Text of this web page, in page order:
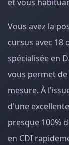
Vous avez la
cursus avec 18
spécialisée en
vous permet
mesure. À
d'une
presque 100%
en CDI